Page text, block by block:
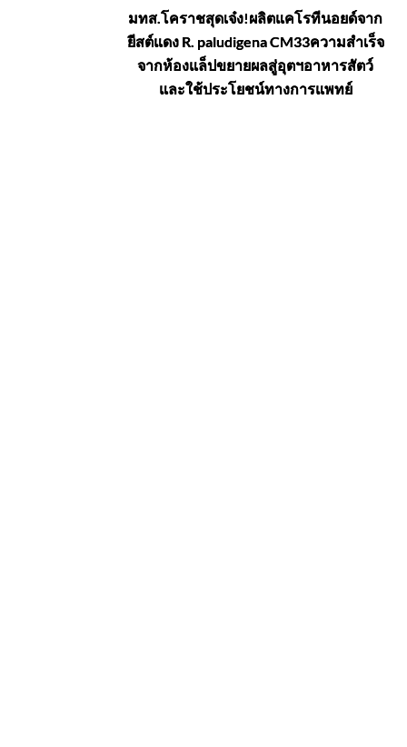
มทส.โคราชสุดเจ๋ง!ผลิตแคโรทีนอยด์จาก
ยีสต์แดง R. paludigena CM33ความสำเร็จ
จากห้องแล็ปขยายผลสู่อุตฯอาหารสัตว์
และใช้ประโยชน์ทางการแพทย์